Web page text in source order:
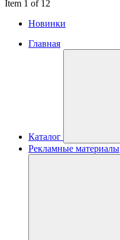
Item 1 of 12
Новинки
Главная
Каталог
Рекламные материалы